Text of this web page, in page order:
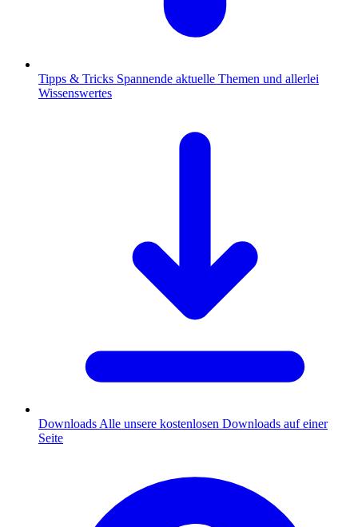
Tipps & Tricks Spannende aktuelle Themen und allerlei
Wissenswertes
Downloads Alle unsere kostenlosen Downloads auf einer
Seite